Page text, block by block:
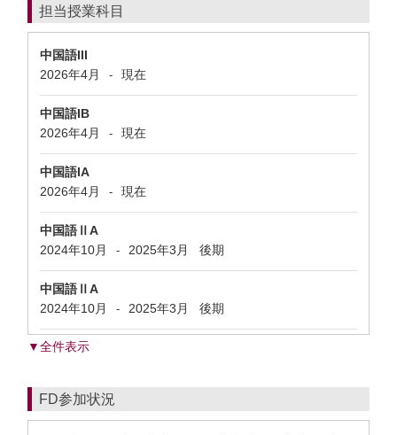
担当授業科目
中国語III
2026年4月
- 現在
中国語IB
2026年4月
- 現在
中国語IA
2026年4月
- 現在
中国語ⅡA
2024年10月
- 2025年3月 後期
中国語ⅡA
2024年10月
- 2025年3月 後期
▼全件表示
FD参加状況